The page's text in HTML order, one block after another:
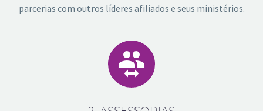
parcerias com outros líderes afiliados e seus ministérios.

